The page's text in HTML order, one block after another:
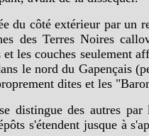
du côté extérieur par
des Terres Noires
les couches seulement
le nord du Gapençais
dites et les
distingue des autres
s'étendent jusque à